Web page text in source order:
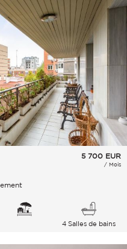
5 700 EUR
/ Mois
4 Salles de bains